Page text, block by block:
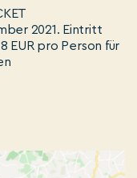
2021. Eintritt
EUR pro Person für